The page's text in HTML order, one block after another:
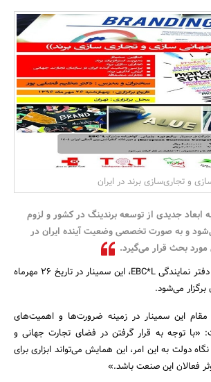
بانک، بیمه و سرمایه
مسکن و ساختمان
و تجاری‌سازی برند در ایران
ابعاد جدیدی از توسعه برندینگ در کشور و لزوم
و به صورت تخصصی وضعیت آینده ایران در
بحث قرار می‌گیرد.
به گزارش روابط عمومی دفتر نمایندگی EBC*L، این سمینار در تاریخ 26 مهرماه
می‌شود.
این سمینار در زمینه ضرورت‌ها و اهمیت‌های
«با توجه به قرار گرفتن در فضای تجارت جهانی و
دولت به این امر، این همایش می‌تواند ابزاری برای
فعالان این صنعت باشد.»